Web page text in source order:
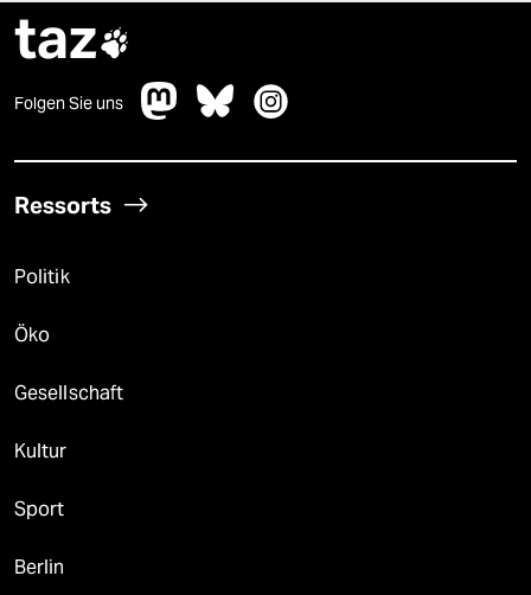
taz
Folgen Sie uns
Ressorts
Politik
Öko
Gesellschaft
Kultur
Sport
Berlin